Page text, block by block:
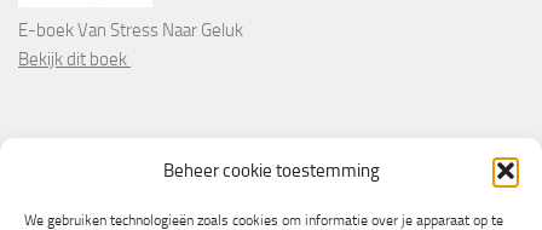
Beheer cookie toestemming
We gebruiken technologieën zoals cookies om informatie over je apparaat op te
E-boek Van Stress Naar Geluk
Bekijk dit boek